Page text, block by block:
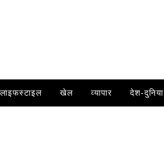
लाइफस्टाइल खेल व्यापार देश-दुनिया